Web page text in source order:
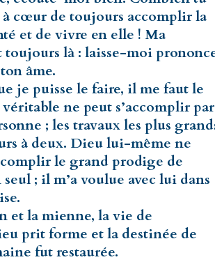
à cœur de toujours accomplir la
et de vivre en elle ! Ma
toujours là : laisse-moi
âme.
je puisse le faire, il me faut le
ne peut s’accomplir par
; les travaux les plus
à deux. Dieu lui-même ne
le grand prodige de
; il m’a voulue avec lui dans
et la mienne, la vie de
prit forme et la destinée de
fut restaurée.